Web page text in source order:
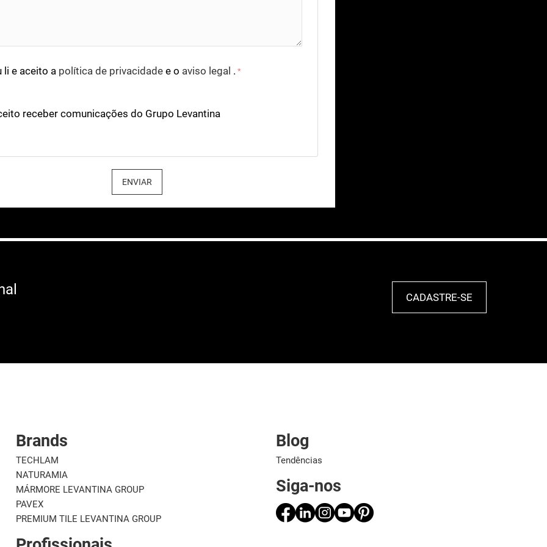
li e aceito a política de privacidade e o aviso legal . *
receber comunicações do Grupo Levantina
ENVIAR
CADASTRE-SE
Brands
TECHLAM
NATURAMIA
MÁRMORE LEVANTINA GROUP
PAVEX
PREMIUM TILE LEVANTINA GROUP
Blog
Tendências
Siga-nos